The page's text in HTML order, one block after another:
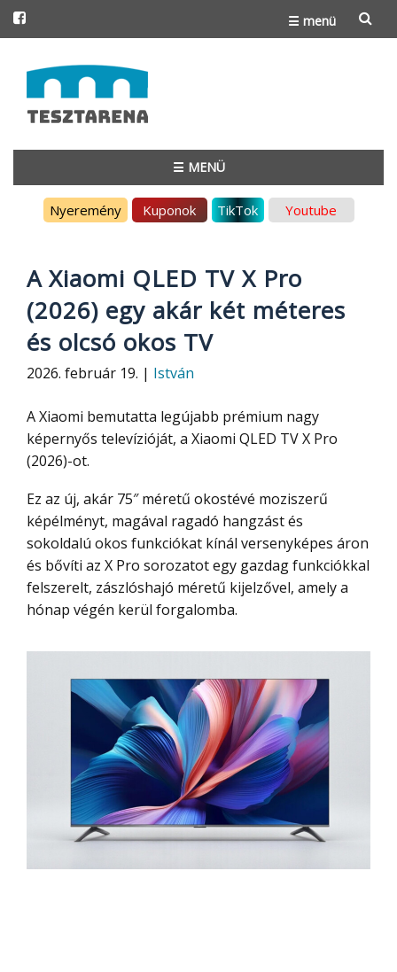
☰ menü
to
content
☰ MENÜ
Nyeremény Kuponok TikTok Youtube
A Xiaomi QLED TV X Pro
(2026) egy akár két méteres
és olcsó okos TV
2026. február 19. | István
A Xiaomi bemutatta legújabb prémium nagy
képernyős televízióját, a Xiaomi QLED TV X Pro
(2026)-ot.
Ez az új, akár 75″ méretű okostévé moziszerű
képélményt, magával ragadó hangzást és
sokoldalú okos funkciókat kínál versenyképes áron
és bővíti az X Pro sorozatot egy gazdag funkciókkal
felszerelt, zászlóshajó méretű kijelzővel, amely a
hónap végén kerül forgalomba.